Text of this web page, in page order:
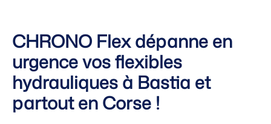
CHRONO Flex dépanne en
urgence vos flexibles
hydrauliques à Bastia et
partout en Corse !